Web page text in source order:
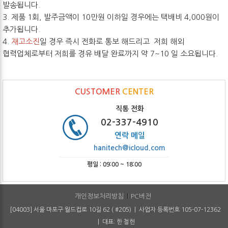
발송됩니다.
3. 제품 1회, 발주금액이 10만원 이하일 경우에는 택배비 4,000원이
추가됩니다.
4. 재고소진 일 경우 즉시 전화로 통보 해드리고 저희 해외
협력업체로부터 저희를 경유 배달 완료까지 약 7~10 일 소요됩니다.
CUSTOMER CENTER
직통 전화
02-337-4910
연락 메일
hanitech@icloud.com
평일 : 09:00 ~ 18:00
개인정보처리방침 PC버전
[04003] 서울 마포구 월드컵로 10길 62 ( #205) | 사업자 등록번호 105-07-12362
| 대표: 한 철헌